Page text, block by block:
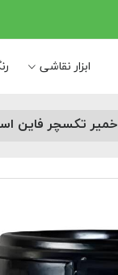
ابزار نقاشی
خمیر تکسچر فاین